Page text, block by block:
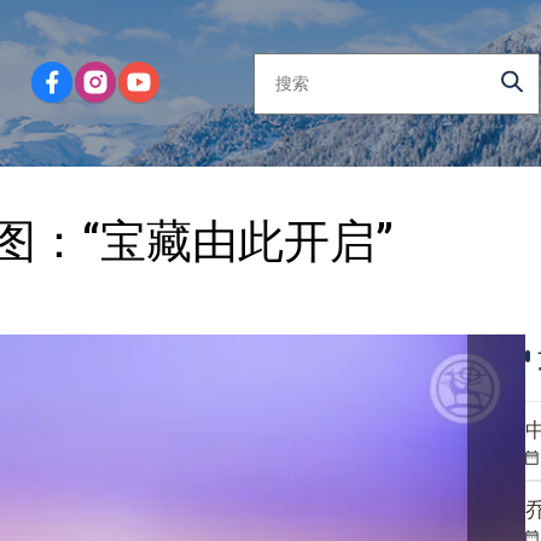
：“宝藏由此开启”